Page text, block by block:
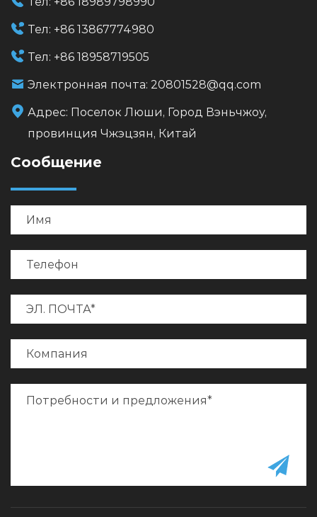
Тел: +86 13867774980
Тел: +86 18958719505
Электронная почта: 20801528@qq.com
Адрес: Поселок Люши, Город Вэньчжоу,
провинция Чжэцзян, Китай
Сообщение